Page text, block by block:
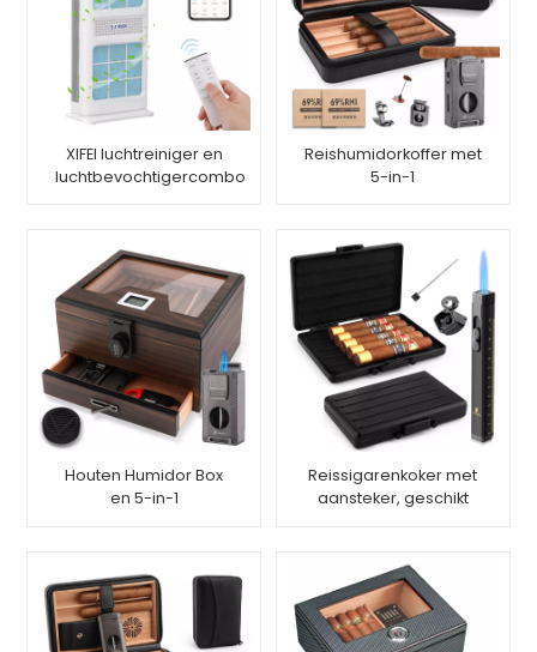
XIFEI luchtreiniger en
luchtbevochtigercombo
Reishumidorkoffer met
5-in-1
sigarenaansteker,
sigaren
Houten Humidor Box
en 5-in-1
sigarenaanstekerset
Reissigarenkoker met
aansteker, geschikt
voor 5 sigaren